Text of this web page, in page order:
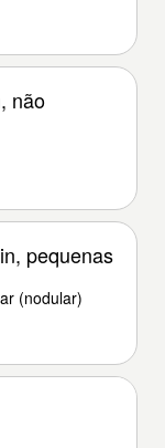
não
pequenas
(nodular)